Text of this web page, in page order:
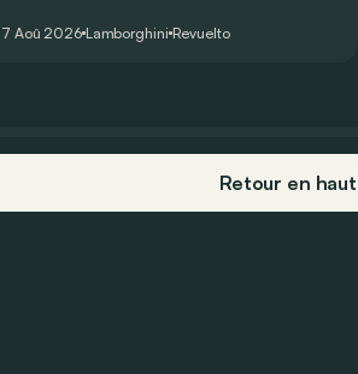
voiture de série !
7 Aoû 2026 Lamborghini Revuelto
Retour en haut